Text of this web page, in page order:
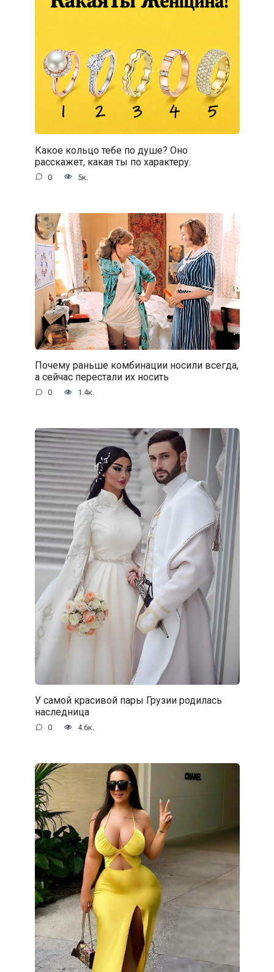
Какое кольцо тебе по душе? Оно
расскажет, какая ты по характеру.
0 5к.
Почему раньше комбинации носили всегда,
а сейчас перестали их носить
0 1.4к.
У самой красивой пары Грузии родилась
наследница
0 4.6к.